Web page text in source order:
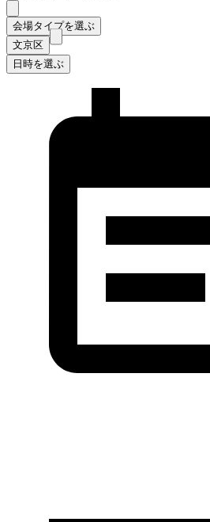
会場タイプを選ぶ
文京区
日時を選ぶ